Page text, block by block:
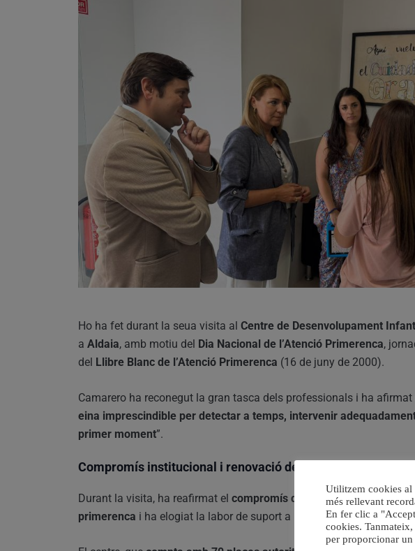
Ho ha fet durant la seua visita al Centre de Desenvolupament
a Aldaia, amb motiu del Dia Nacional de l’Atenció Primerenca,
del Llibre Blanc de l’Atenció Primerenca (16 de juny de 2000).
Camarero ha reconegut la gran tasca dels professionals i ha afirmat
eina imprescindible per detectar a temps, intervenir
primer moment”.
Compromís institucional i renovació del centre
Durant la visita, ha reafirmat el compromís de la Generalitat amb
primerenca i ha elogiat la labor de suport a la infància i les famílies.
Utilitzem cookies al
més rellevant
En fer clic a
cookies.
per proporcionar